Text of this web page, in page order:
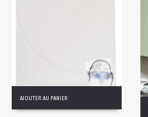
AJOUTER AU PANIER